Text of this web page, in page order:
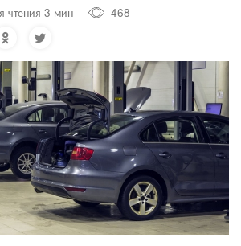
чтения 3 мин
468